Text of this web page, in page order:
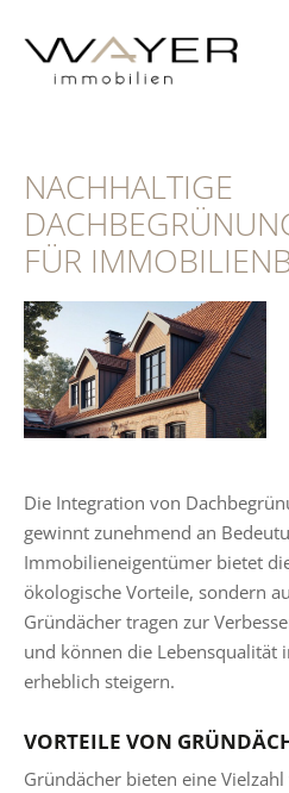
Inhalt
springen
NACHHALTIGE
FÜR
Die Integration von
gewinnt zunehmend an
Immobilieneigentümer bietet
ökologische Vorteile, sondern
Gründächer tragen zur
und können die Lebensqualität
erheblich steigern.
VORTEILE VON
Gründächer bieten eine